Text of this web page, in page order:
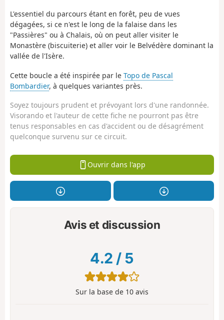
L'essentiel du parcours étant en forêt, peu de vues
dégagées, si ce n'est le long de la falaise dans les
"Passières" ou à Chalais, où on peut aller visiter le
Monastère (biscuiterie) et aller voir le Belvédère dominant la
vallée de l'Isère.
Cette boucle a été inspirée par le Topo de Pascal
Bombardier, à quelques variantes près.
Soyez toujours prudent et prévoyant lors d'une randonnée.
Visorando et l'auteur de cette fiche ne pourront pas être
tenus responsables en cas d'accident ou de désagrément
quelconque survenu sur ce circuit.
Ouvrir dans l'app
Avis et discussion
4.2 / 5
Sur la base de 10 avis